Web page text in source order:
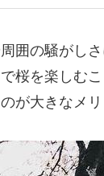
囲の騒がし
桜を楽しむ
が大きなメリ